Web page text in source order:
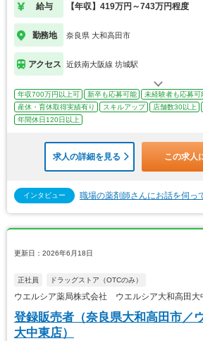
給与 【年収】419万円～743万円程度
勤務地 奈良県 大和高田市
アクセス 近鉄南大阪線 坊城駅
年収700万円以上可 新卒も応募可能 未経験者も応募可
産休・育休取得実績有り
スキルアップ 店舗数30以上
年間休日120日以上
求人の詳細を見る この求人
インタビュー 職場の薬剤師さんにお話を伺っ
更新日：2026年6月18日
正社員 ドラッグストア（OTCのみ）
ウエルシア薬局株式会社 ウエルシア大和高田大
登録販売者（奈良県大和高田市／
大中東店）